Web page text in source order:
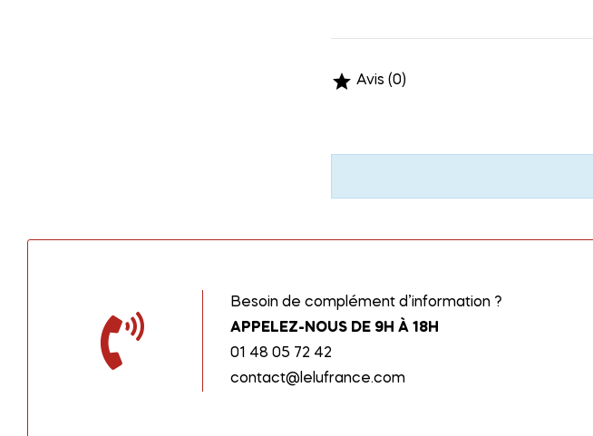
 Avis (0)
Besoin de complément d’information ?
APPELEZ-NOUS DE 9H À 18H
01 48 05 72 42
contact@lelufrance.com